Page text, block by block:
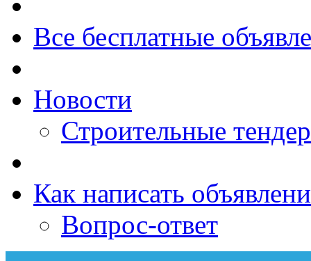
Все бесплатные
Новости
Строительные
Как написать
Вопрос-ответ